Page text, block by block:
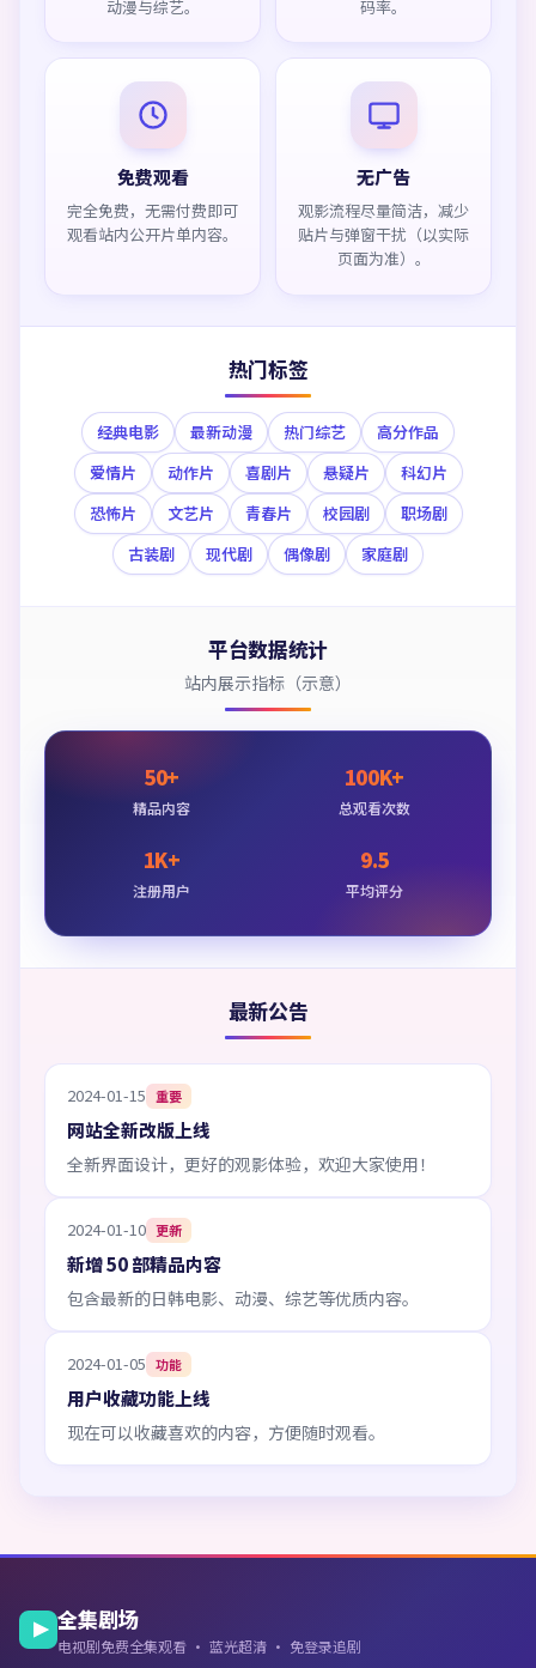
动漫与综艺。
码率。
免费观看
完全免费，无需付费即可
观看站内公开片单内容。
无广告
观影流程尽量简洁，减少
贴片与弹窗干扰（以实际
页面为准）。
热门标签
经典电影 最新动漫 热门综艺
高分作品
爱情片
动作片 喜剧片 悬疑片
科幻片
恐怖片
文艺片 青春片 校园剧
职场剧
古装剧
现代剧 偶像剧 家庭剧
平台数据统计
站内展示指标（示意）
50+
精品内容
100K+
总观看次数
1K+
注册用户
9.5
平均评分
最新公告
2024-01-15 重要
网站全新改版上线
全新界面设计，更好的观影体验，欢迎大家使用！
2024-01-10 更新
新增 50 部精品内容
包含最新的日韩电影、动漫、综艺等优质内容。
2024-01-05 功能
用户收藏功能上线
现在可以收藏喜欢的内容，方便随时观看。
全集剧场
电视剧免费全集观看 · 蓝光超清 · 免登录追剧